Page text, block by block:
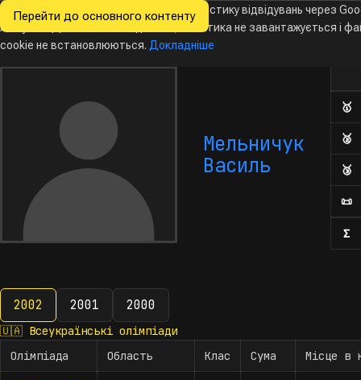
Перейти до основного контенту
Всеукраїнські
з інформатики
НовиниОлімпіадиКалендарБаза даних
Мельничук
Василь
🥇
🥈
🥉
📜
Σ
2002 2001 2000
2002
🇺🇦 Всеукраїнські олімпіади
Олімпіада
Область Клас Сума Місце в
Ми хочемо збирати знеособлену статистику відвідувань через
Analytics. Доки ви не погодитесь, аналітика не завантажується і
cookie не встановлюються. Докладніше